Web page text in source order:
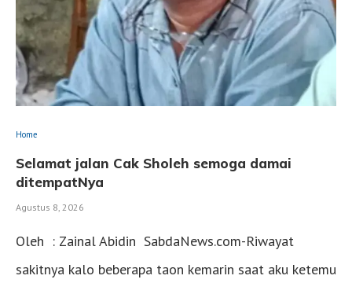
Home
Selamat jalan Cak Sholeh semoga damai
ditempatNya
Agustus 8, 2026
Oleh : Zainal Abidin SabdaNews.com-Riwayat
sakitnya kalo beberapa taon kemarin saat aku ketemu